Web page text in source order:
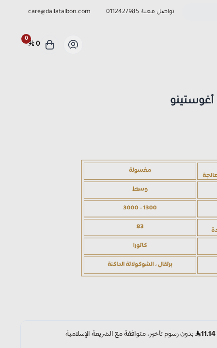
تواصل معنا: 0112427985
care@dallatalbon.com
0
0